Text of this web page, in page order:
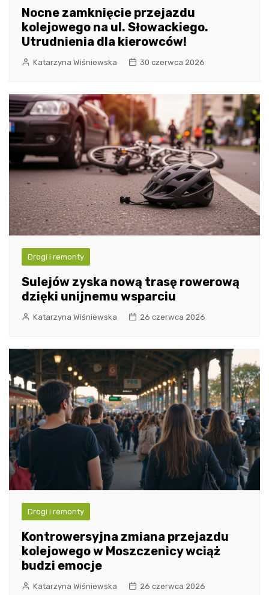
Nocne zamknięcie przejazdu
kolejowego na ul. Słowackiego.
Utrudnienia dla kierowców!
Katarzyna Wiśniewska 30 czerwca 2026
Drogi i remonty
Sulejów zyska nową trasę rowerową
dzięki unijnemu wsparciu
Katarzyna Wiśniewska 26 czerwca 2026
Drogi i remonty
Kontrowersyjna zmiana przejazdu
kolejowego w Moszczenicy wciąż
budzi emocje
Katarzyna Wiśniewska 26 czerwca 2026